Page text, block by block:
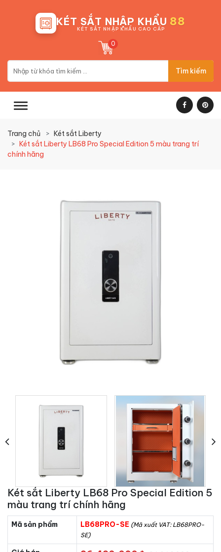
KÉT SẮT NHẬP KHẨU 88
KÉT SẮT NHẬP KHẨU CAO CẤP
0
Tìm kiếm
Trang chủ
Két sắt Liberty
Két sắt Liberty LB68 Pro Special Edition 5 màu trang trí
chính hãng
Két sắt Liberty LB68 Pro Special Edition 5
màu trang trí chính hãng
Mã sản phẩm LB68PRO-SE (Mã xuất VAT: LB68PRO-
SE)